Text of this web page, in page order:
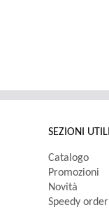
SEZIONI UTILI
Catalogo
Promozioni
Novità
Speedy order